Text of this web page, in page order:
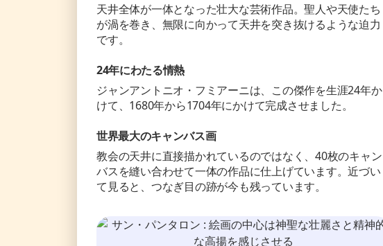
天井全体が一体となった壮大な芸術作品。聖人や天使たち
が渦を巻き、無限に向かって天井を突き抜けるような迫力
です。
24年にわたる情熱
ジャンアントニオ・フミアーニは、この傑作を生涯24年か
けて、1680年から1704年にかけて完成させました。
世界最大のキャンバス画
教会の天井に直接描かれているのではなく、40枚のキャン
バスを縫い合わせて一体の作品に仕上げています。近づい
て見ると、つなぎ目の跡が今も残っています。